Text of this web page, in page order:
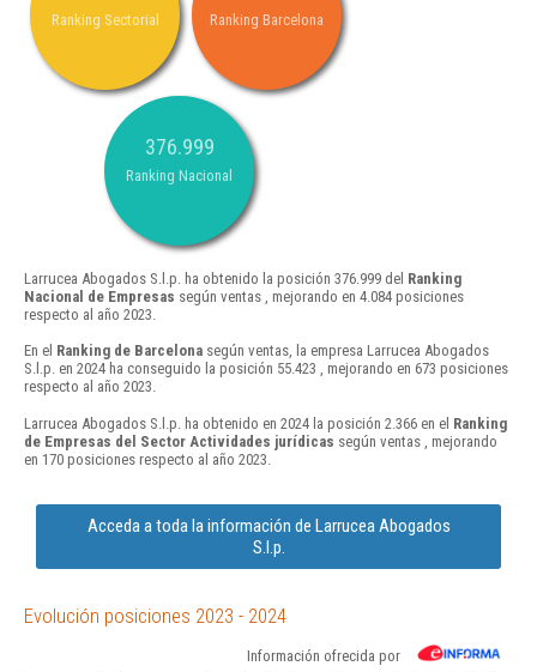
Ranking Sectorial Ranking Barcelona
376.999
Ranking Nacional
Larrucea Abogados S.l.p. ha obtenido la posición 376.999 del Ranking
Nacional de Empresas según ventas , mejorando en 4.084 posiciones
respecto al año 2023.
En el Ranking de Barcelona según ventas, la empresa Larrucea Abogados
S.l.p. en 2024 ha conseguido la posición 55.423 , mejorando en 673 posiciones
respecto al año 2023.
Larrucea Abogados S.l.p. ha obtenido en 2024 la posición 2.366 en el Ranking
de Empresas del Sector Actividades jurídicas según ventas , mejorando
en 170 posiciones respecto al año 2023.
Acceda a toda la información de Larrucea Abogados
S.l.p.
Evolución posiciones 2023 - 2024
Información ofrecida por